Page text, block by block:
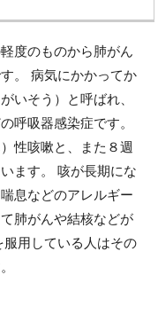
度のものから肺がん
。 病気にかかってか
いそう）と呼ばれ、
呼吸器感染症です。
性咳嗽と、また８週
ます。 咳が長期にな
息などのアレルギー
肺がんや結核などが
用している人はその